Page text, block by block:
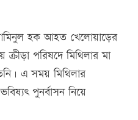
হক আহত খেলোয়াড়ের
পরিষদে মিথিলার মা
এ সময় মিথিলার
পুনর্বাসন নিয়ে